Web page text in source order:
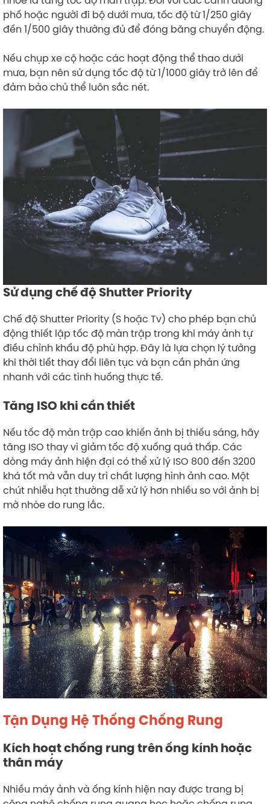
phố hoặc người đi bộ dưới mưa, tốc độ từ 1/250 giây
đến 1/500 giây thường đủ để đóng băng chuyển động.
Nếu chụp xe cộ hoặc các hoạt động thể thao dưới
mưa, bạn nên sử dụng tốc độ từ 1/1000 giây trở lên để
đảm bảo chủ thể luôn sắc nét.
Sử dụng chế độ Shutter Priority
Chế độ Shutter Priority (S hoặc Tv) cho phép bạn chủ
động thiết lập tốc độ màn trập trong khi máy ảnh tự
điều chỉnh khẩu độ phù hợp. Đây là lựa chọn lý tưởng
khi thời tiết thay đổi liên tục và bạn cần phản ứng
nhanh với các tình huống thực tế.
Tăng ISO khi cần thiết
Nếu tốc độ màn trập cao khiến ảnh bị thiếu sáng, hãy
tăng ISO thay vì giảm tốc độ xuống quá thấp. Các
dòng máy ảnh hiện đại có thể xử lý ISO 800 đến 3200
khá tốt mà vẫn duy trì chất lượng hình ảnh cao. Một
chút nhiễu hạt thường dễ xử lý hơn nhiều so với ảnh bị
mờ nhòe do rung lắc.
Tận Dụng Hệ Thống Chống Rung
Kích hoạt chống rung trên ống kính hoặc
thân máy
Nhiều máy ảnh và ống kính hiện nay được trang bị